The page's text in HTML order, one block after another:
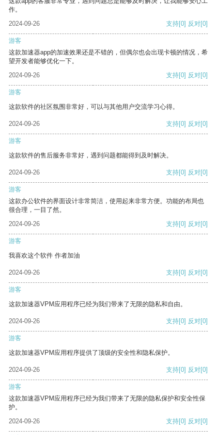
作。
2024-09-26
支持[0] 反对[0]
游客
这款加速器app的加速效果还是不错的，但偶尔也会出现卡顿的情况，希
望开发者能够优化一下。
2024-09-26
支持[0] 反对[0]
游客
这款软件的社区氛围非常好，可以与其他用户交流学习心得。
2024-09-26 支持[0] 反对[0]
游客
这款软件的售后服务非常好，遇到问题都能得到及时解决。
2024-09-26 支持[0] 反对[0]
游客
这款办公软件的界面设计非常简洁，使用起来非常方便。功能的布局也
很合理，一目了然。
2024-09-26
支持[0] 反对[0]
游客
我喜欢这个软件 作者加油
2024-09-26 支持[0] 反对[0]
游客
这款加速器VPM应用程序已经为我们带来了无限的隐私和自由。
2024-09-26 支持[0] 反对[0]
游客
这款加速器VPM应用程序提供了顶级的安全性和隐私保护。
2024-09-26 支持[0] 反对[0]
游客
这款加速器VPM应用程序已经为我们带来了无限的隐私保护和安全性保
护。
2024-09-26
支持[0] 反对[0]